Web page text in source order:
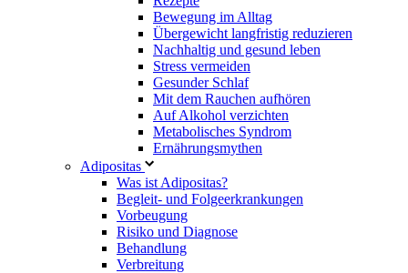
Bewegung im Alltag
Übergewicht langfristig reduzieren
Nachhaltig und gesund leben
Stress vermeiden
Gesunder Schlaf
Mit dem Rauchen aufhören
Auf Alkohol verzichten
Metabolisches Syndrom
Ernährungsmythen
Adipositas
Was ist Adipositas?
Begleit- und Folgeerkrankungen
Vorbeugung
Risiko und Diagnose
Behandlung
Verbreitung